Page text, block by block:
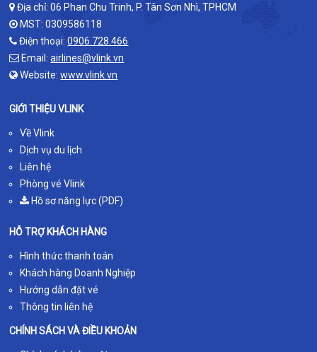
Địa chỉ: 06 Phan Chu Trinh, P. Tân Sơn Nhì, TPHCM
MST: 0309586118
Điện thoại:0906.728.466
Email:airlines@vlink.vn
Website:www.vlink.vn
GIỚI THIỆU VLINK
Về Vlink
Dịch vụ du lịch
Liên hệ
Phòng vé Vlink
Hồ sơ năng lực (PDF)
HỖ TRỢ KHÁCH HÀNG
Hình thức thanh toán
Khách hàng Doanh Nghiệp
Hướng dẫn đặt vé
Thông tin liên hệ
CHÍNH SÁCH VÀ ĐIỀU KHOẢN